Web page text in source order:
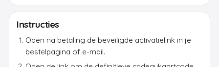
Instructies
Open na betaling de beveiligde activatielink in je
bestelpagina of e-mail.